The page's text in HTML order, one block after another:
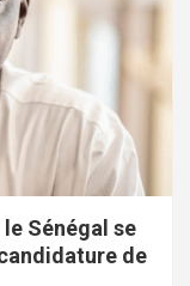
Sénégal se
de